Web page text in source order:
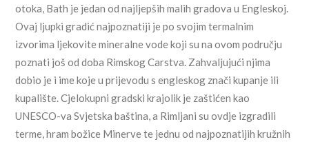
otoka, Bath je jedan od najljepših malih gradova u Engleskoj.
Ovaj ljupki gradić najpoznatiji je po svojim termalnim
izvorima ljekovite mineralne vode koji su na ovom području
poznati još od doba Rimskog Carstva. Zahvaljujući njima
dobio je i ime koje u prijevodu s engleskog znači kupanje ili
kupalište. Cjelokupni gradski krajolik je zaštićen kao
UNESCO-va Svjetska baština, a Rimljani su ovdje izgradili
terme, hram božice Minerve te jednu od najpoznatijih kružnih